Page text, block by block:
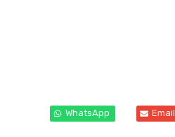
WhatsApp Email